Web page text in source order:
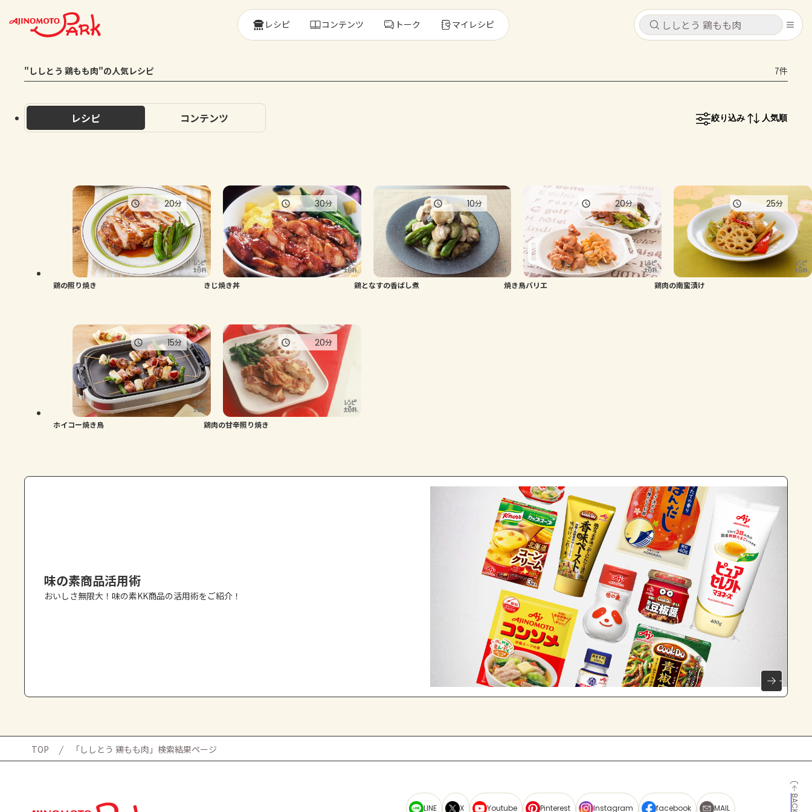
キャンセル
ログインするとレシピを保存できます
コンテンツ
レシピ
トーク
よくあるお問い合わせ
キャンセル
レシピ コンテンツ
レシピ コンテンツ トーク マイレシピ
"ししとう 鶏もも肉"の人気レシピ 7件
レシピ コンテンツ 絞り込み 人気順
鶏の照り焼き
20分
きじ焼き丼
30分
鶏となすの香ばし煮
10分
焼き鳥バリエ
20分
鶏肉の南蛮漬け
25分
ホイコー焼き鳥
15分
鶏肉の甘辛照り焼き
20分
味の素商品活用術
おいしさ無限大！味の素KK商品の活用術をご紹介！
TOP 「ししとう 鶏もも肉」検索結果ページ
LINE X Youtube Pinterest Instagram facebook MAIL